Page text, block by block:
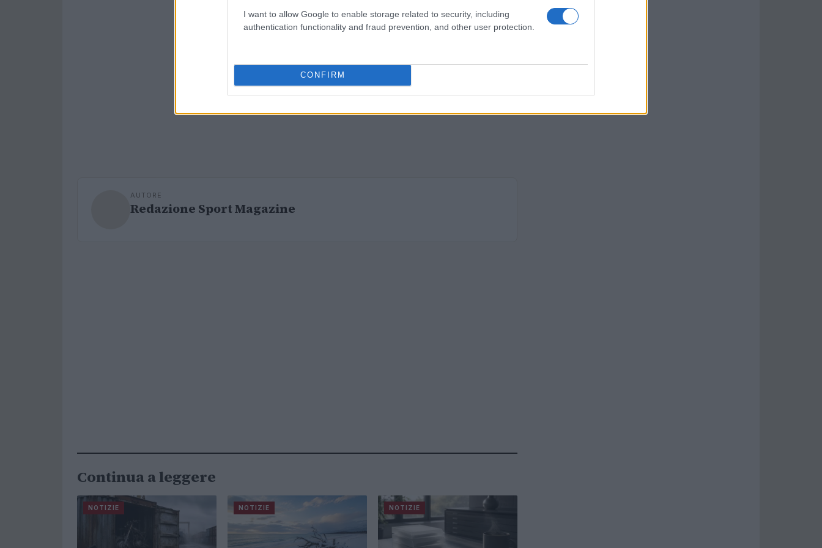
I want to allow Google to enable storage related to security, including
authentication functionality and fraud prevention, and other user protection.
CONFIRM
AUTORE
Redazione Sport Magazine
Continua a leggere
NOTIZIE NOTIZIE NOTIZIE